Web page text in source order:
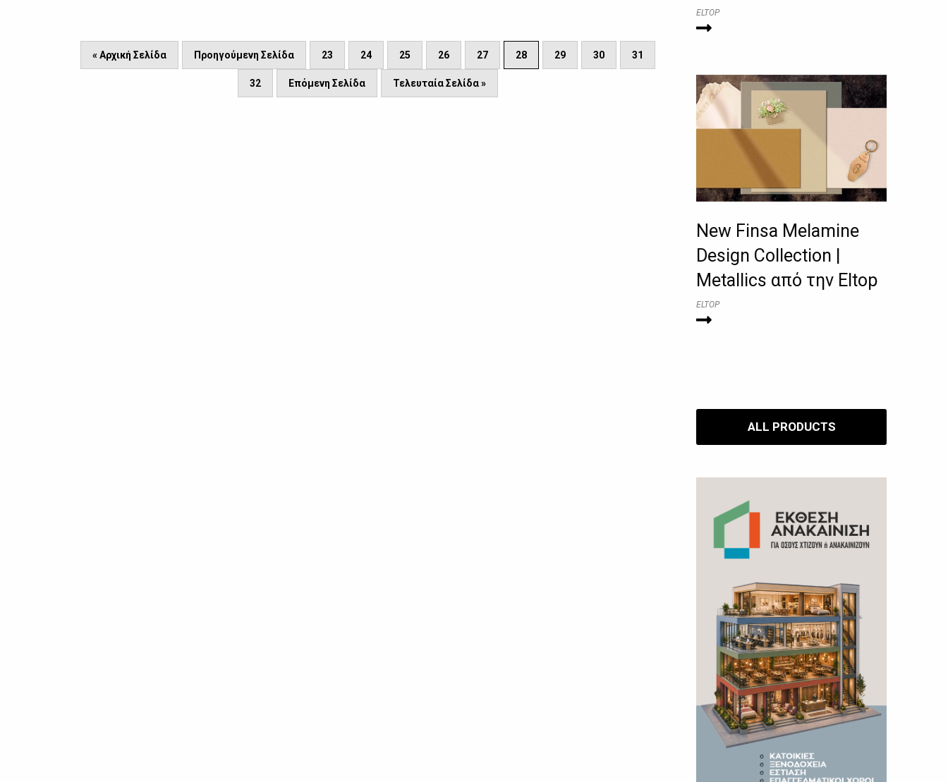
« Αρχική Σελίδα Προηγούμενη Σελίδα 23 24 25 26 27 28 29 30 31
32 Επόμενη Σελίδα Τελευταία Σελίδα »
ELTOP
New Finsa Melamine
Design Collection |
Metallics από την Eltop
ELTOP
ALL PRODUCTS